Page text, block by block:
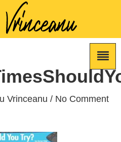
Vrinceanu / No Comment